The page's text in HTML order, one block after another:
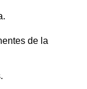
de la